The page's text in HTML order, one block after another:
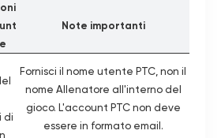
Note importanti
di
Fornisci il nome utente PTC, non il
nome Allenatore all'interno del
gioco. L'account PTC non deve
essere in formato email.